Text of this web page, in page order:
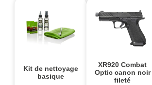
Kit de nettoyage
basique
XR920 Combat
Optic canon noir
fileté